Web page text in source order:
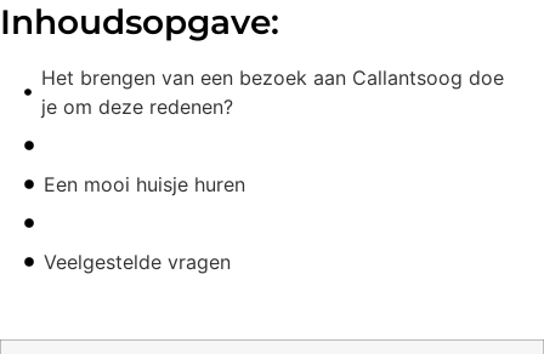
Inhoudsopgave:
Het brengen van een bezoek aan Callantsoog doe
je om deze redenen?
Een mooi huisje huren
Veelgestelde vragen